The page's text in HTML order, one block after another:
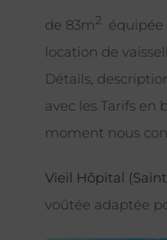
de 83m2 équipée
location de
Détails,
avec les Tarifs en
moment nous
Vieil Hôpital
voûtée adaptée